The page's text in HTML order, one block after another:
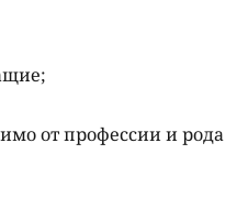
от профессии и рода